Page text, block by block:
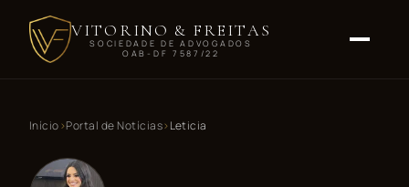
VITORINO & FREITAS
SOCIEDADE DE ADVOGADOS
OAB-DF 7587/22
Início Portal de Notícias Leticia